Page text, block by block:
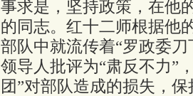
事求是，坚持政策，在他
的同志。红十二师根据他
部队中就流传着“罗政委
领导人批评为“肃反不力”
团”对部队造成的损失，